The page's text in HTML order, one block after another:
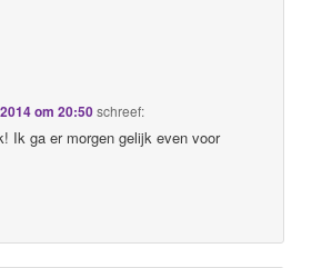
om 20:50schreef:
Ik ga er morgen gelijk even voor